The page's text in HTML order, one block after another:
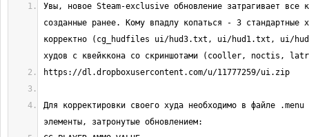
Увы, новое Steam-exclusive обновление затрагивает все
созданные ранее. Кому впадлу копаться - 3 стандартные
корректно (cg_hudfiles ui/hud3.txt, ui/hud1.txt, ui/
Для корректировки своего худа необходимо в файле .menu